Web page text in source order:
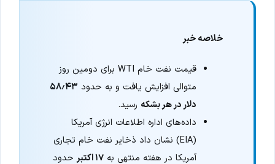
خلاصه خبر
قیمت نفت خام WTI برای دومین روز
متوالی افزایش یافت و به حدود ۵۸٫۴۳
دلار در هر بشکه رسید.
داده‌های اداره اطلاعات انرژی آمریکا
(EIA) نشان داد ذخایر نفت خام تجاری
آمریکا در هفته منتهی به۱۷ اکتبر
حدود